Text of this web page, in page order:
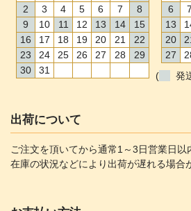
2
3 4 5 6 7
8
9
10 11 12 13 14
15
16
17 18 19 20 21
22
23
24 25 26 27 28
29
30
31
6
7
13
20
27
(
発
出荷について
ご注文を頂いてから通常1～3日営業日以
在庫の状況などにより出荷が遅れる場合